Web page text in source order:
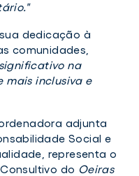
dedicação à
comunidades,
na
mais inclusiva e
adjunta
Social e
representa o
do Oeiras